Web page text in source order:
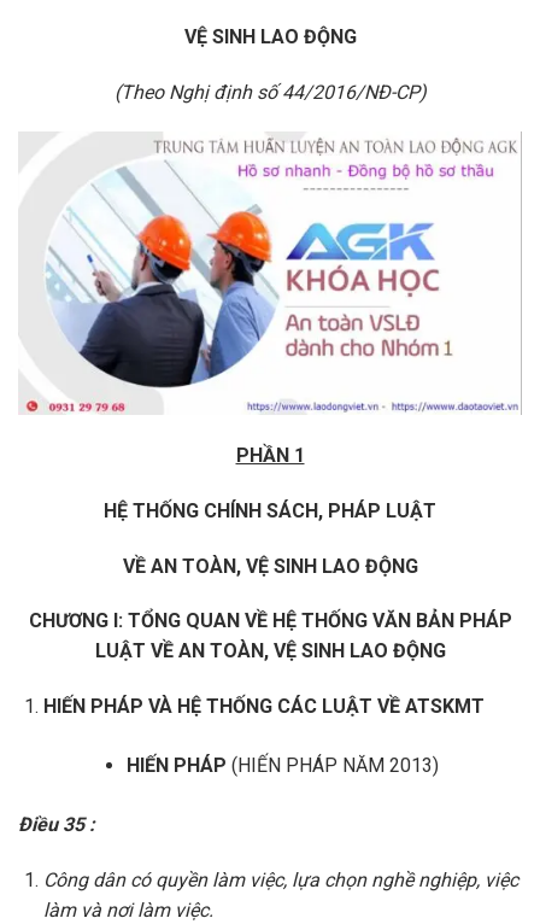
VỆ SINH LAO ĐỘNG
(Theo Nghị định số 44/2016/NĐ-CP)
PHẦN 1
HỆ THỐNG CHÍNH SÁCH, PHÁP LUẬT
VỀ AN TOÀN, VỆ SINH LAO ĐỘNG
CHƯƠNG I: TỔNG QUAN VỀ HỆ THỐNG VĂN BẢN PHÁP
LUẬT VỀ AN TOÀN, VỆ SINH LAO ĐỘNG
HIẾN PHÁP VÀ HỆ THỐNG CÁCLUẬT VỀ ATSKMT
HIẾN PHÁP (HIẾN PHÁP NĂM 2013)
Điều 35 :
Công dân có quyền làm việc, lựa chọn nghề nghiệp, việc
làm và nơi làm việc.